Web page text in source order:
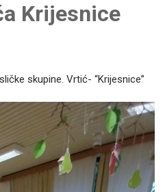
Krijesnice
skupine. Vrtić- “Krijesnice”